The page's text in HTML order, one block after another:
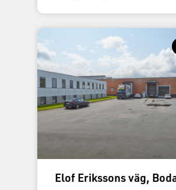
Elof Erikssons väg,